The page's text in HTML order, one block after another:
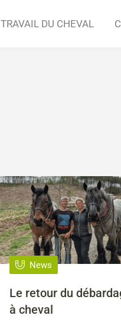
TRAVAIL DU CHEVAL
News
Le retour du
à cheval